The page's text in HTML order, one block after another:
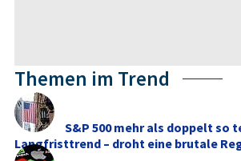
Themen im Trend
S&P 500 mehr als doppelt so
Langfristtrend – droht eine brutale